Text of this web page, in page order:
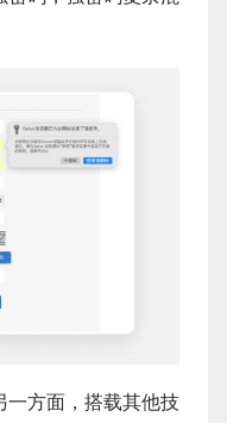
一方面，搭载其他技